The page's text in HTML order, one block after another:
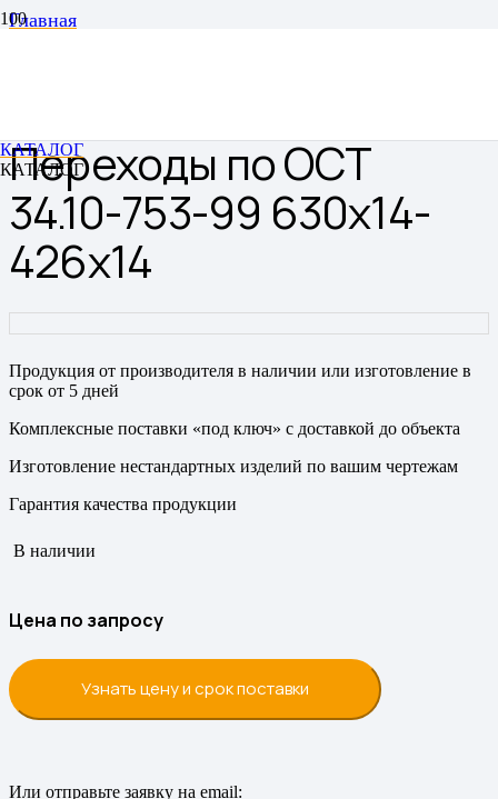
КАТАЛОГ
КАТАЛОГ
Главная
Переходы по ОСТ
34.10-753-99 630х14-
426х14
Продукция от производителя в наличии или изготовление в
срок от 5 дней
Комплексные поставки «под ключ» с доставкой до объекта
Изготовление нестандартных изделий по вашим чертежам
Гарантия качества продукции
В наличии
Цена по запросу
Узнать цену и срок поставки
Или отправьте заявку на email: